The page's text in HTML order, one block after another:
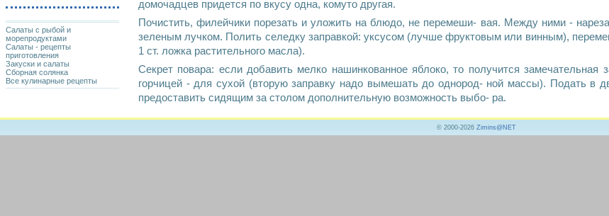
домочадцев придется по вкусу одна, комуто другая.
Почистить, филейчики порезать и уложить на блюдо, не перемеши- вая. Между ними -
зеленым лучком. Полить селедку заправкой: уксусом (лучше фруктовым или винным),
1 ст. ложка растительного масла).
Секрет повара: если добавить мелко нашинкованное яблоко, то получится
горчицей - для сухой (вторую заправку надо вымешать до однород- ной массы). Подать в
предоставить сидящим за столом дополнительную возможность выбо- ра.
Салаты с рыбой и
морепродуктами
Салаты - рецепты
приготовления
Закуски и салаты
Сборная солянка
Все кулинарные рецепты
© 2000-2026 Zimins@NET